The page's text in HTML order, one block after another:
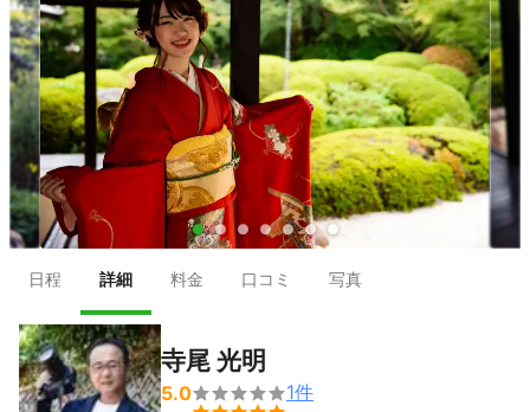
● ● ● ● ● ● ●
日程 詳細 料金 口コミ 写真
寺尾 光明
5.01件